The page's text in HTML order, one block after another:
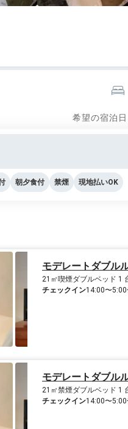
希望の宿泊
朝夕食付 禁煙 現地払いOK
モデレートダブル
21㎡喫煙ダブルベッド 1
チェックイン14:00〜5:00
モデレートダブル
21㎡禁煙ダブルベッド 1
チェックイン14:00〜5:00